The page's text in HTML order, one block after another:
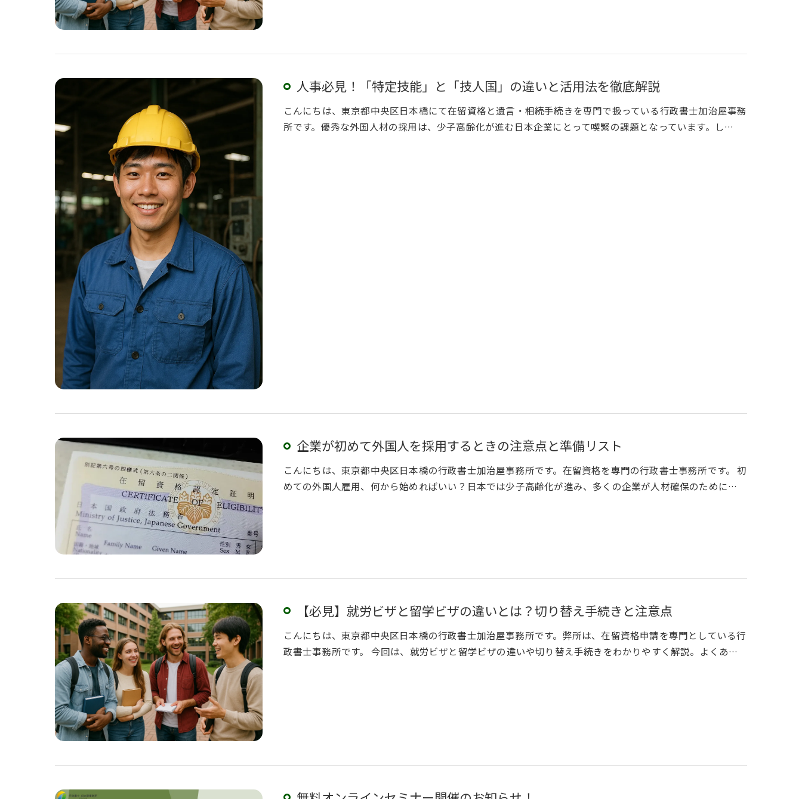
人事必見！「特定技能」と「技人国」の違いと活用法を徹底解説
こんにちは、東京都中央区日本橋にて在留資格と遺言・相続手続きを専門で扱っている行政書士加治屋事務
所です。優秀な外国人材の採用は、少子高齢化が進む日本企業にとって喫緊の課題となっています。し…
企業が初めて外国人を採用するときの注意点と準備リスト
こんにちは、東京都中央区日本橋の行政書士加治屋事務所です。在留資格を専門の行政書士事務所です。 初
めての外国人雇用、何から始めればいい？日本では少子高齢化が進み、多くの企業が人材確保のために…
【必見】就労ビザと留学ビザの違いとは？切り替え手続きと注意点
こんにちは、東京都中央区日本橋の行政書士加治屋事務所です。弊所は、在留資格申請を専門としている行
政書士事務所です。 今回は、就労ビザと留学ビザの違いや切り替え手続きをわかりやすく解説。よくあ…